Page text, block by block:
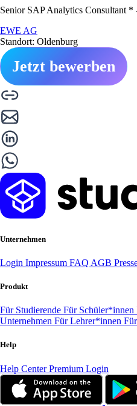
Senior SAP Analytics Consultant *
EWE AG
Standort: Oldenburg
Jetzt bewerben
Unternehmen
Login Impressum FAQ AGB
Produkt
Für Studierende Für Schüler*innen
Unternehmen Für Lehrer*innen
Help
Help CenterPremium Login